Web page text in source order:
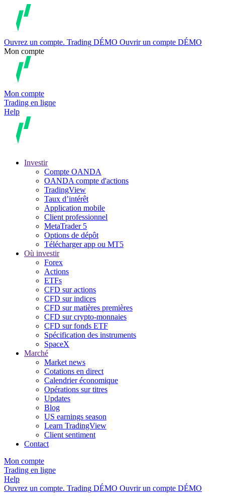
Ouvrez un compte. Trading DÉMO Ouvrir un compte DÉMO
Mon compte
Mon compte
Trading en ligne
Help
Investir
Compte OANDA
OANDA compte d'actions
TradingView
Taux d’intérêt
Application mobile
Client professionnel
MetaTrader 5
Options de dépôt
Télécharger app ou MT5
Où investir
Forex
Actions
ETFs
CFD sur actions
CFD sur indices
CFD sur matières premières
CFD sur crypto-monnaies
CFD sur fonds ETF
Spécification des instruments
SpaceX
Marché
Market news
Cotations en direct
Calendrier économique
Opérations sur titres
Updates
Blog
US earnings season
Learn TradingView
Client sentiment
Contact
Mon compte
Trading en ligne
Help
Ouvrez un compte. Trading DÉMO Ouvrir un compte DÉMO